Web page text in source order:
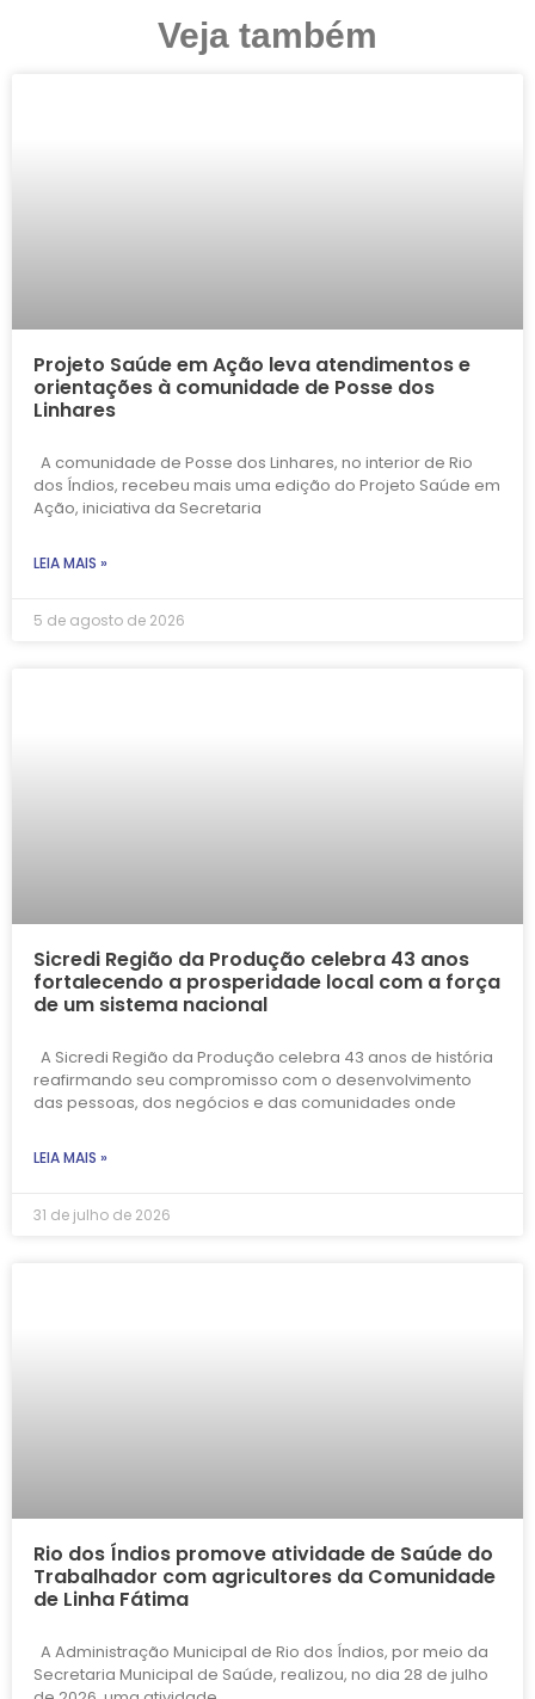
Veja também
Projeto Saúde em Ação leva atendimentos e
orientações à comunidade de Posse dos
Linhares
A comunidade de Posse dos Linhares, no interior de Rio
dos Índios, recebeu mais uma edição do Projeto Saúde em
Ação, iniciativa da Secretaria
LEIA MAIS »
5 de agosto de 2026
Sicredi Região da Produção celebra 43 anos
fortalecendo a prosperidade local com a força
de um sistema nacional
A Sicredi Região da Produção celebra 43 anos de história
reafirmando seu compromisso com o desenvolvimento
das pessoas, dos negócios e das comunidades onde
LEIA MAIS »
31 de julho de 2026
Rio dos Índios promove atividade de Saúde do
Trabalhador com agricultores da Comunidade
de Linha Fátima
A Administração Municipal de Rio dos Índios, por meio da
Secretaria Municipal de Saúde, realizou, no dia 28 de julho